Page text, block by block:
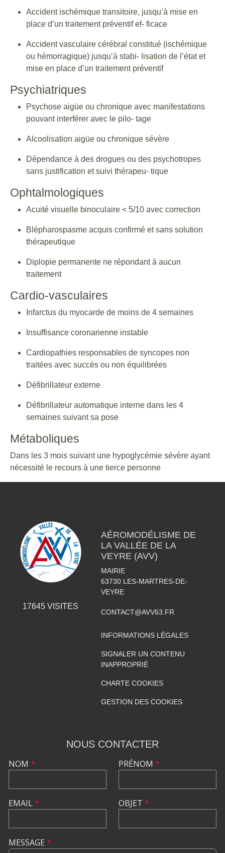
Accident ischémique transitoire, jusqu’à mise en
place d’un traitement préventif ef- ficace
Accident vasculaire cérébral constitué (ischémique
ou hémorragique) jusqu’à stabi- lisation de l’état et
mise en place d’un traitement préventif
Psychiatriques
Psychose aigüe ou chronique avec manifestations
pouvant interférer avec le pilo- tage
Alcoolisation aigüe ou chronique sévère
Dépendance à des drogues ou des psychotropes
sans justification et suivi thérapeu- tique
Ophtalmologiques
Acuité visuelle binoculaire < 5/10 avec correction
Blépharospasme acquis confirmé et sans solution
thérapeutique
Diplopie permanente ne répondant à aucun
traitement
Cardio-vasculaires
Infarctus du myocarde de moins de 4 semaines
Insuffisance coronarienne instable
Cardiopathies responsables de syncopes non
traitées avec succès ou non équilibrées
Défibrillateur externe
Défibrillateur automatique interne dans les 4
semaines suivant sa pose
Métaboliques
Dans les 3 mois suivant une hypoglycémie sévère ayant
nécessité le recours à une tierce personne
17645VISITES
AÉROMODÉLISME DE
LA VALLÉE DE LA
VEYRE (AVV)
MAIRIE
63730 LES-MARTRES-DE-
VEYRE
CONTACT@AVV63.FR
INFORMATIONS LÉGALES
SIGNALER UN CONTENU
INAPPROPRIÉ
CHARTE COOKIES
GESTION DES COOKIES
NOUS CONTACTER
NOM *
EMAIL*
PRÉNOM *
OBJET *
MESSAGE *